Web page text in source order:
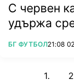
С червен
удържа
ПОВЕЧЕ ОТ
БГ ФУТБОЛ21:08